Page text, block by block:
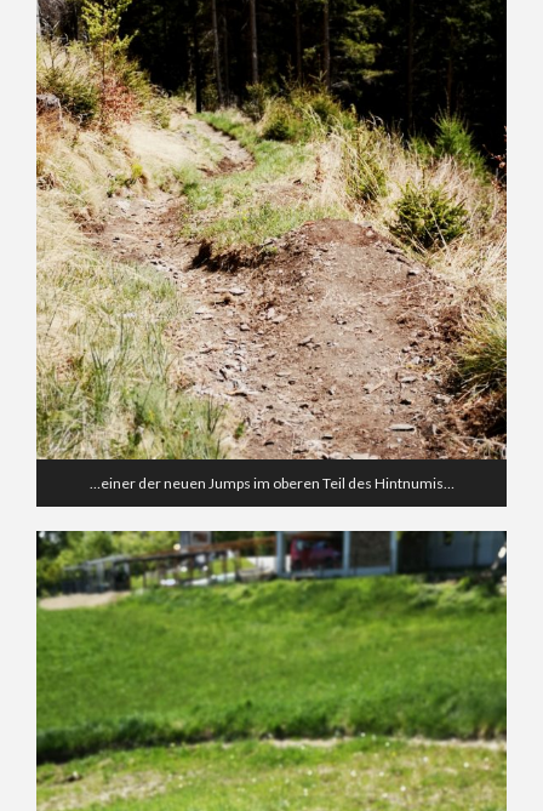
…einer der neuen Jumps im oberen Teil des Hintnumis…